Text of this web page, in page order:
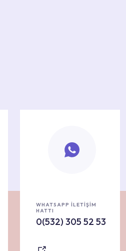
WHATSAPP İLETİŞİM
HATTI
0(532) 305 52 53